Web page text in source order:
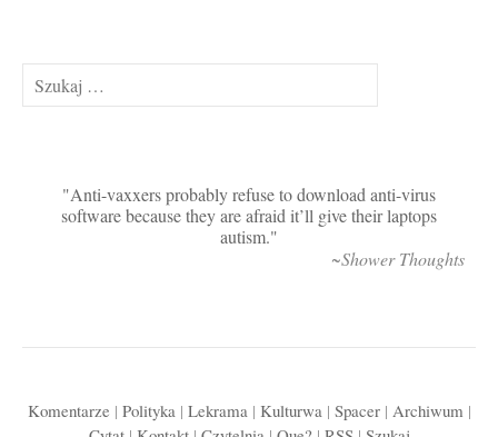
Szukaj:
Anti-vaxxers probably refuse to download anti-virus
software because they are afraid it’ll give their laptops
autism.
~Shower Thoughts
Komentarze | Polityka| Lekrama| Kulturwa| Spacer| Archiwum |